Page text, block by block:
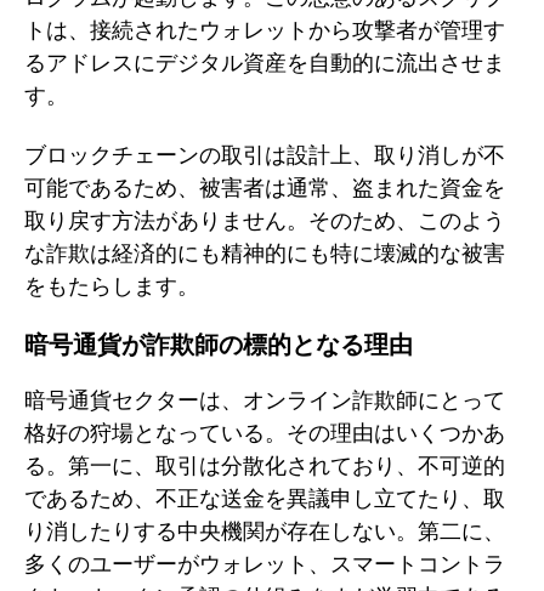
トは、接続されたウォレットから攻撃者が管理す
るアドレスにデジタル資産を自動的に流出させま
す。
ブロックチェーンの取引は設計上、取り消しが不
可能であるため、被害者は通常、盗まれた資金を
取り戻す方法がありません。そのため、このよう
な詐欺は経済的にも精神的にも特に壊滅的な被害
をもたらします。
暗号通貨が詐欺師の標的となる理由
暗号通貨セクターは、オンライン詐欺師にとって
格好の狩場となっている。その理由はいくつかあ
る。第一に、取引は分散化されており、不可逆的
であるため、不正な送金を異議申し立てたり、取
り消したりする中央機関が存在しない。第二に、
多くのユーザーがウォレット、スマートコントラ